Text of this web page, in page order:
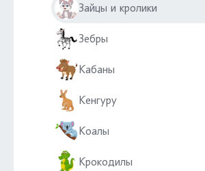
Зайцы и кролики
Зебры
Кабаны
Кенгуру
Коалы
Крокодилы